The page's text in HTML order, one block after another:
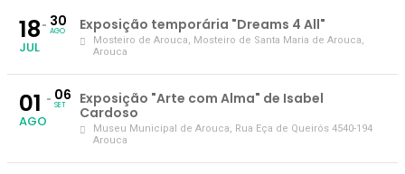
18
JUL
30
AGO Exposição temporária "Dreams 4 All"
Mosteiro de Arouca, Mosteiro de Santa Maria de Arouca,
Arouca
01
AGO
06
SET
Exposição "Arte com Alma" de Isabel
Cardoso
Museu Municipal de Arouca, Rua Eça de Queirós 4540-194
Arouca